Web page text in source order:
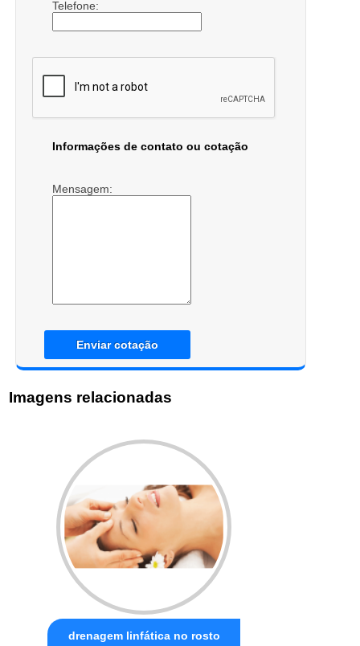
Telefone:
Informações de contato ou cotação
Mensagem:
Enviar cotação
Imagens relacionadas
drenagem linfática no rosto